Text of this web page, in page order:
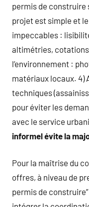
permis de construire
projet est simple et
impeccables :
altimétries,
l’environnement :
matériaux locaux. 4)
techniques
pour éviter les
avec le service
informel évite la
Pour la maîtrise du
offres, à niveau de
permis de